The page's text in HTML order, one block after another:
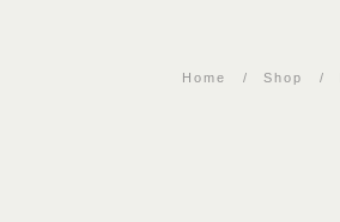
Home / Shop /